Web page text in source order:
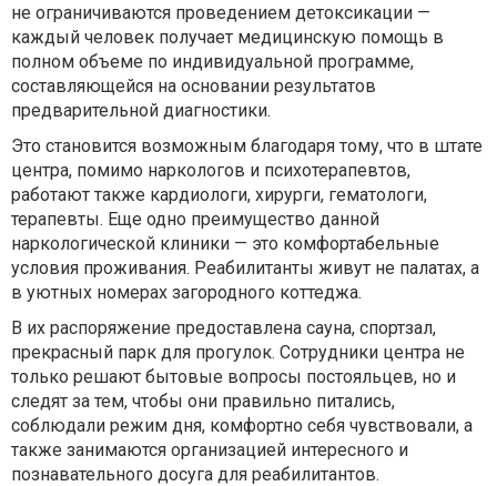
не ограничиваются проведением детоксикации —
каждый человек получает медицинскую помощь в
полном объеме по индивидуальной программе,
составляющейся на основании результатов
предварительной диагностики.
Это становится возможным благодаря тому, что в штате
центра, помимо наркологов и психотерапевтов,
работают также кардиологи, хирурги, гематологи,
терапевты. Еще одно преимущество данной
наркологической клиники — это комфортабельные
условия проживания. Реабилитанты живут не палатах, а
в уютных номерах загородного коттеджа.
В их распоряжение предоставлена сауна, спортзал,
прекрасный парк для прогулок. Сотрудники центра не
только решают бытовые вопросы постояльцев, но и
следят за тем, чтобы они правильно питались,
соблюдали режим дня, комфортно себя чувствовали, а
также занимаются организацией интересного и
познавательного досуга для реабилитантов.